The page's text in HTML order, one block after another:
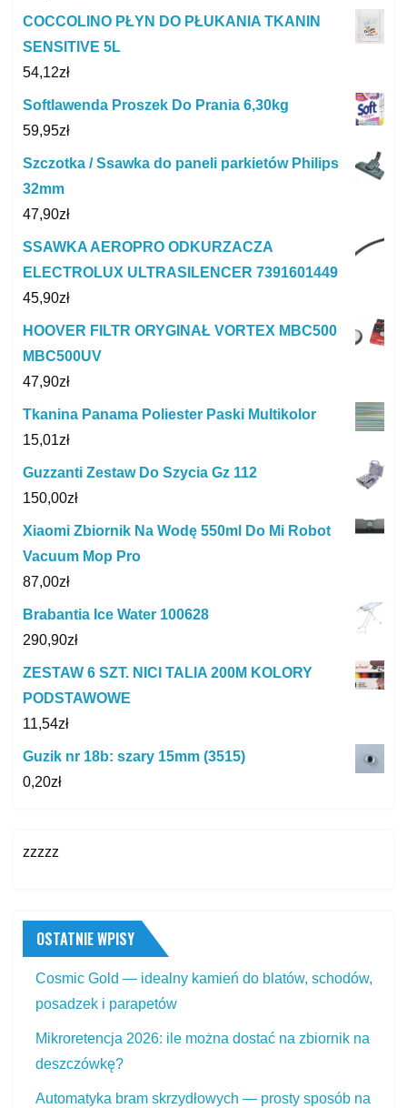
COCCOLINO PŁYN DO PŁUKANIA TKANIN
SENSITIVE 5L
54,12zł
Softlawenda Proszek Do Prania 6,30kg
59,95zł
Szczotka / Ssawka do paneli parkietów Philips
32mm
47,90zł
SSAWKA AEROPRO ODKURZACZA
ELECTROLUX ULTRASILENCER 7391601449
45,90zł
HOOVER FILTR ORYGINAŁ VORTEX MBC500
MBC500UV
47,90zł
Tkanina Panama Poliester Paski Multikolor
15,01zł
Guzzanti Zestaw Do Szycia Gz 112
150,00zł
Xiaomi Zbiornik Na Wodę 550ml Do Mi Robot
Vacuum Mop Pro
87,00zł
Brabantia Ice Water 100628
290,90zł
ZESTAW 6 SZT. NICI TALIA 200M KOLORY
PODSTAWOWE
11,54zł
Guzik nr 18b: szary 15mm (3515)
0,20zł
zzzzz
OSTATNIE WPISY
Cosmic Gold — idealny kamień do blatów, schodów,
posadzek i parapetów
Mikroretencja 2026: ile można dostać na zbiornik na
deszczówkę?
Automatyka bram skrzydłowych — prosty sposób na